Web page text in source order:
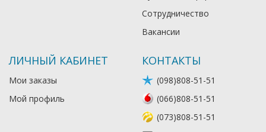
Сотрудничество
Вакансии
ЛИЧНЫЙ КАБИНЕТ
Мои заказы
Мой профиль
КОНТАКТЫ
(098)808-51-51
(066)808-51-51
(073)808-51-51